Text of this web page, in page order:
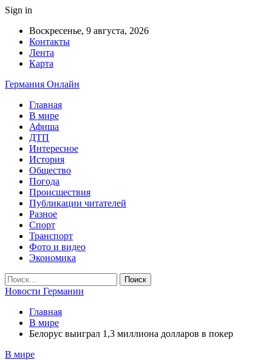
Sign in
Воскресенье, 9 августа, 2026
Контакты
Лента
Карта
Германия Онлайн
Главная
В мире
Афиша
ДТП
Интересное
История
Общество
Погода
Происшествия
Публикации читателей
Разное
Спорт
Транспорт
Фото и видео
Экономика
Новости Германии
Главная
В мире
Белорус выиграл 1,3 миллиона долларов в покер
В мире